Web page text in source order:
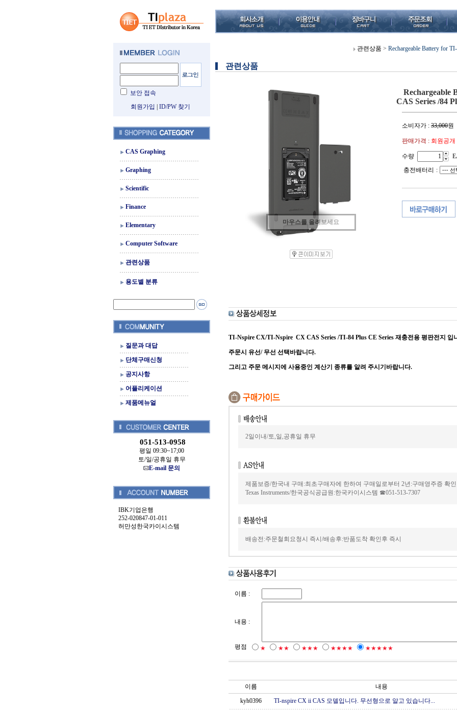
보안 접속
회원가입
ID/PW 찾기
CAS Graphing
Graphing
Scientific
Finance
Elementary
Computer Software
관련상품
용도별 분류
질문과 대답
단체구매신청
공지사항
어플리케이션
제품메뉴얼
051-513-0958
평일 09:30~17;00
토/일/공휴일 휴무
E-mail 문의
IBK기업은행
252-020847-01-011
허만성한국카이시스템
관련상품 > Rechargeable Battery for
관련상품
마우스를 올려보세요
Rechargeable
CAS Series /84
소비자가 : 33,000원
판매가격 : 회원공개
수량
충전배터리
:
TI-Nspire CX/TI-Nspire CX CAS Series /TI-84 Plus CE Series 재충전용 평판전지 입
주문시 유선/ 무선 선택바랍니다.
그리고 주문 메시지에 사용중인 계산기 종류를 알려 주시기바랍니다.
2일이내/토,일,공휴일 휴무
제품보증/한국내 구매:최초구매자에 한하여 구매일로부터 2년:구매영주증 확인
Texas Instruments/한국공식공급원:한국카이시스템 ☎051-513-7307
배송전:주문철회요청시 즉시/배송후:반품도착 확인후 즉시
이름 :
내용 :
평점 ★ ★★ ★★★ ★★★★ ★★★★★
이름
내용
kyh0396
TI-nspire CX ii CAS 모델입니다. 무선형으로 알고 있습니다...